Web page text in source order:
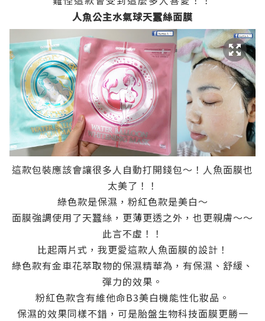
人魚公主水氣球天蠶絲面膜
這款包裝應該會讓很多人自動打開錢包～！人魚面膜也
太美了！！
綠色款是保濕，粉紅色款是美白～
面膜強調使用了天蠶絲，更薄更透之外，也更親膚～～
此言不虛！！
比起兩片式，我更愛這款人魚面膜的設計！
綠色款有金車花萃取物的保濕精華為，有保濕、舒緩、
彈力的效果。
粉紅色款含有維他命B3美白機能性化妝品。
保濕的效果同樣不錯，可是胎盤生物科技面膜更勝一